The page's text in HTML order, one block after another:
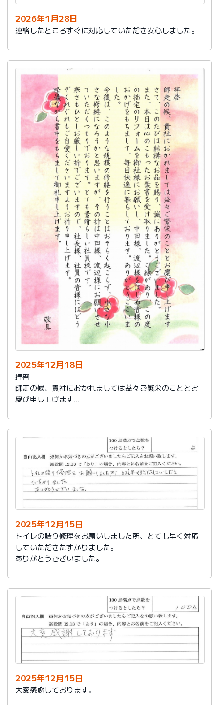
2026年1月28日
連絡したところすぐに対応していただき安心しました。
2025年12月18日
拝啓
師走の候、貴社におかれましては益々ご繁栄のこととお
慶び申し上げます
ざいました。
また、本日は心のこもったお葉書を受け取りました。ご
縁があり、この度の拙宅のリフォームを御社様にお願い
し、中田様、渡辺様をはじめ皆様のおかげをもちまし
て、毎日快適に暮らしております。ありがとうございま
した。
今後は、このような規模の修繕を行うことはおそらく起
こらず、小さな小さな修繕になろうかと思いますが、そ
の折は中田様、渡辺様にお願いさせていただくつもりで
おります。とても素晴らしい社員様です。
寒さもひとしお厳しい折でございますので、社長様、社
員の皆様にはどうぞくれぐれもご自愛くださいますよう
お祈り申し上げます。
敬具
2025年12月15日
トイレの詰り修理をお願いしました所、とても早く対応
していただきたすかりました。
ありがとうございました。
2025年12月15日
大変感謝しております。